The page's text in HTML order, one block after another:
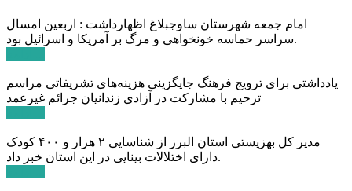
امام جمعه شهرستان ساوجبلاغ اظهارداشت : اربعین امسال
سراسر حماسه خونخواهی و مرگ بر آمریکا و اسرائیل بود.
یادداشتی برای ترویج فرهنگ جایگزینی هزینه‌های تشریفاتی مراسم
ترحیم با مشارکت در آزادی زندانیان جرائم غیرعمد
مدیر کل بهزیستی استان البرز از شناسایی ۲ هزار و ۴۰۰ کودک
دارای اختلالات بینایی در این استان خبر داد.